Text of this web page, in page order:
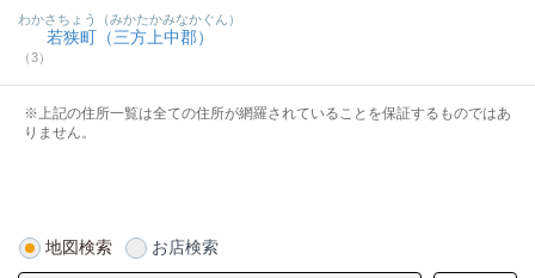
若狭町（三方上中郡）
（3）
わかさちょう（みかたかみなかぐん）
※上記の住所一覧は全ての住所が網羅されていることを保証するものではあ
りません。
地図検索 お店検索